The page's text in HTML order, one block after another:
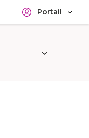
Portail